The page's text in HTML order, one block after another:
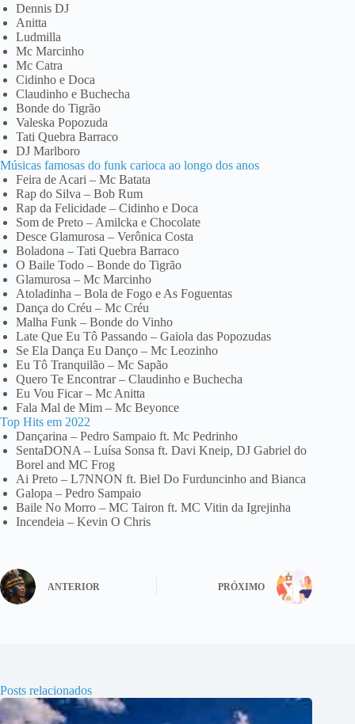
Dennis DJ
Anitta
Ludmilla
Mc Marcinho
Mc Catra
Cidinho e Doca
Claudinho e Buchecha
Bonde do Tigrão
Valeska Popozuda
Tati Quebra Barraco
DJ Marlboro
Músicas famosas do funk carioca ao longo dos anos
Feira de Acari – Mc Batata
Rap do Silva – Bob Rum
Rap da Felicidade – Cidinho e Doca
Som de Preto – Amilcka e Chocolate
Desce Glamurosa – Verônica Costa
Boladona – Tati Quebra Barraco
O Baile Todo – Bonde do Tigrão
Glamurosa – Mc Marcinho
Atoladinha – Bola de Fogo e As Foguentas
Dança do Créu – Mc Créu
Malha Funk – Bonde do Vinho
Late Que Eu Tô Passando – Gaiola das Popozudas
Se Ela Dança Eu Danço – Mc Leozinho
Eu Tô Tranquilão – Mc Sapão
Quero Te Encontrar – Claudinho e Buchecha
Eu Vou Ficar – Mc Anitta
Fala Mal de Mim – Mc Beyonce
Top Hits em 2022
Dançarina – Pedro Sampaio ft. Mc Pedrinho
SentaDONA – Luísa Sonsa ft. Davi Kneip, DJ Gabriel do
Borel and MC Frog
Ai Preto – L7NNON ft. Biel Do Furduncinho and Bianca
Galopa – Pedro Sampaio
Baile No Morro – MC Tairon ft. MC Vitin da Igrejinha
Incendeia – Kevin O Chris
ANTERIOR PRÓXIMO
Posts relacionados